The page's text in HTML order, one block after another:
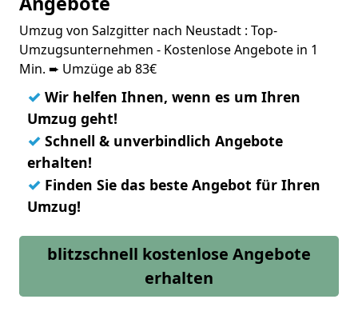
Umzug von Salzgitter nach Neustadt : Top-
Umzugsunternehmen - Kostenlose Angebote in 1
Min. ➨ Umzüge ab 83€
✓ Wir helfen Ihnen, wenn es um Ihren
Umzug geht!
✓ Schnell & unverbindlich Angebote
erhalten!
✓ Finden Sie das beste Angebot für Ihren
Umzug!
blitzschnell kostenlose Angebote
erhalten